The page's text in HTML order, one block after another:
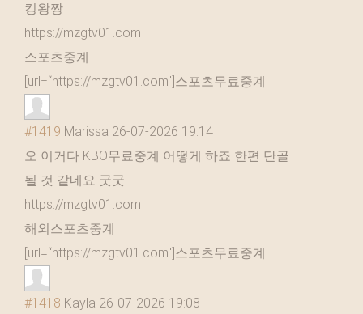
킹왕짱
https://mzgtv01.com
스포츠중계
[url=“https://mzgtv01.com"]스포츠무료중계
#1419 Marissa 26-07-2026 19:14
오 이거다 KBO무료중계 어떻게 하죠 한편 단골
될 것 같네요 굿굿
https://mzgtv01.com
해외스포츠중계
[url=“https://mzgtv01.com"]스포츠무료중계
#1418 Kayla 26-07-2026 19:08